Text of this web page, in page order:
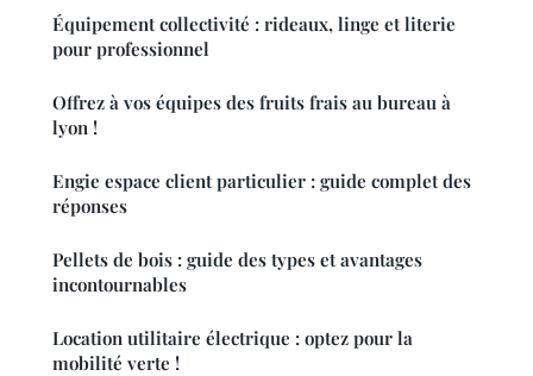
Équipement collectivité : rideaux, linge et literie
pour professionnel
Offrez à vos équipes des fruits frais au bureau à
lyon !
Engie espace client particulier : guide complet des
réponses
Pellets de bois : guide des types et avantages
incontournables
Location utilitaire électrique : optez pour la
mobilité verte !